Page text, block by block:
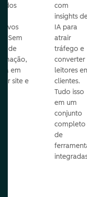
Sem
de
em
site e
com
insights
IA para
atrair
tráfego e
converter
leitores
clientes.
Tudo isso
em um
conjunto
completo
de